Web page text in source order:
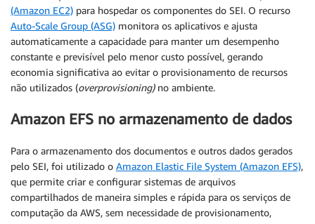
(Amazon EC2) para hospedar os componentes do SEI. O recurso
Auto-Scale Group (ASG) monitora os aplicativos e ajusta
automaticamente a capacidade para manter um desempenho
constante e previsível pelo menor custo possível, gerando
economia significativa ao evitar o provisionamento de recursos
não utilizados (overprovisioning) no ambiente.
Amazon EFS no armazenamento de dados
Para o armazenamento dos documentos e outros dados gerados
pelo SEI, foi utilizado o Amazon Elastic File System (Amazon EFS),
que permite criar e configurar sistemas de arquivos
compartilhados de maneira simples e rápida para os serviços de
computação da AWS, sem necessidade de provisionamento,